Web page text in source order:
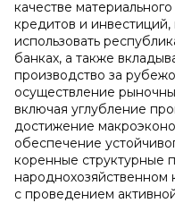
качестве
кредитов и
использовать
банках, а также
производство за
осуществление
включая углубление
достижение
обеспечение
коренные структурные
народнохозяйственном
с проведением